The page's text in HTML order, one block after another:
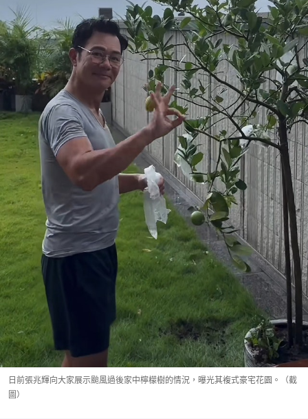
日前張兆輝向大家展示颱風過後家中檸檬樹的情況，曝光其複式豪宅花園。（截
圖）